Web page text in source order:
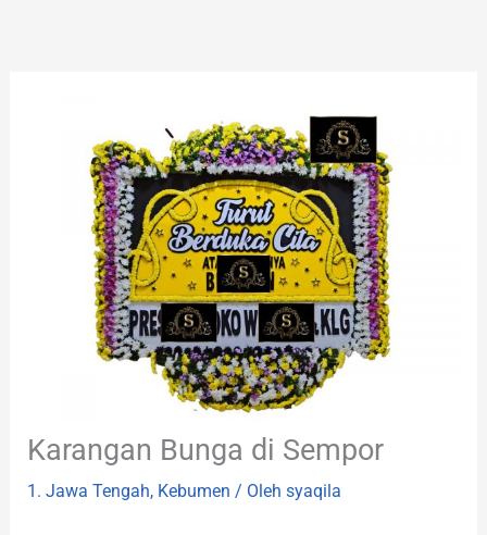
Karangan Bunga di Sempor
1. Jawa Tengah, Kebumen / Olehsyaqila